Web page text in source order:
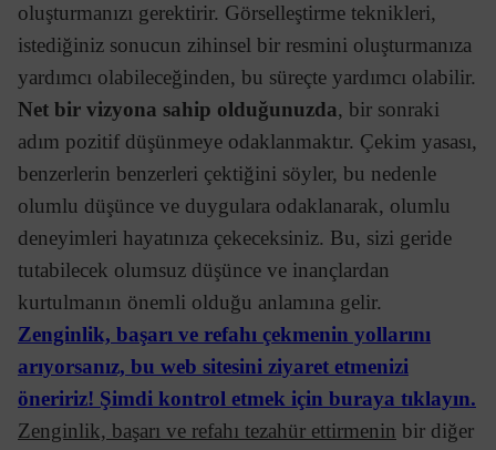
oluşturmanızı gerektirir. Görselleştirme teknikleri,
istediğiniz sonucun zihinsel bir resmini oluşturmanıza
yardımcı olabileceğinden, bu süreçte yardımcı olabilir.
Net bir vizyona sahip olduğunuzda, bir sonraki
adım pozitif düşünmeye odaklanmaktır. Çekim yasası,
benzerlerin benzerleri çektiğini söyler, bu nedenle
olumlu düşünce ve duygulara odaklanarak, olumlu
deneyimleri hayatınıza çekeceksiniz. Bu, sizi geride
tutabilecek olumsuz düşünce ve inançlardan
kurtulmanın önemli olduğu anlamına gelir.
Zenginlik, başarı ve refahı çekmenin yollarını
arıyorsanız, bu web sitesini ziyaret etmenizi
öneririz! Şimdi kontrol etmek için buraya tıklayın.
Zenginlik, başarı ve refahı tezahür ettirmenin bir diğer